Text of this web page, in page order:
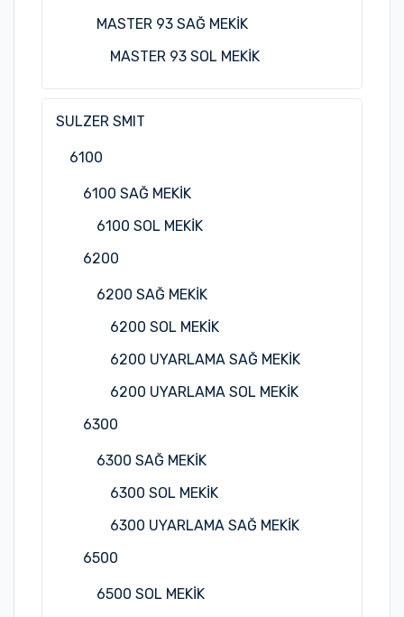
MASTER 93 SAĞ MEKİK
MASTER 93 SOL MEKİK
SULZER SMIT
6100
6100 SAĞ MEKİK
6100 SOL MEKİK
6200
6200 SAĞ MEKİK
6200 SOL MEKİK
6200 UYARLAMA SAĞ MEKİK
6200 UYARLAMA SOL MEKİK
6300
6300 SAĞ MEKİK
6300 SOL MEKİK
6300 UYARLAMA SAĞ MEKİK
6500
6500 SOL MEKİK